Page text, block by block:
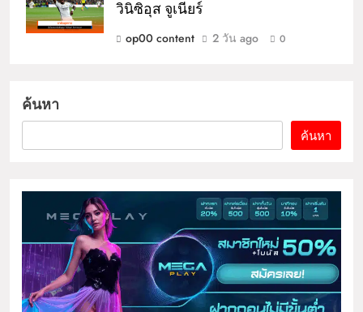
วินิซิอุส จูเนียร์
op00 content
2 วัน ago 0
ค้นหา
ค้นหา